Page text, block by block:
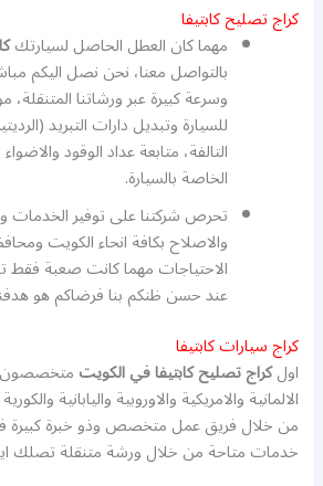
كراج تصليح كابتيفا
مهما كان العطل الحاصل لسيارتك
بالتواصل معنا، نحن نصل اليكم
وسرعة كبيرة عبر ورشاتنا
للسيارة وتبديل دارات التبريد
التالفة، متابعة عداد الوقود
الخاصة بالسيارة.
تحرص شركتنا على توفير الخدمات
والاصلاح بكافة انحاء الكويت
الاحتياجات مهما كانت صعبة فقط
عند حسن ظنكم بنا فرضاكم هو
كراج سيارات كابتيفا
اولكراج تصليح كابتيفا في الكويتمتخصصون
الالمانية والامريكية والاوروبية واليابانية
من خلال فريق عمل متخصص وذو خبرة كبيرة
خدمات متاحة من خلال ورشة متنقلة تصلك